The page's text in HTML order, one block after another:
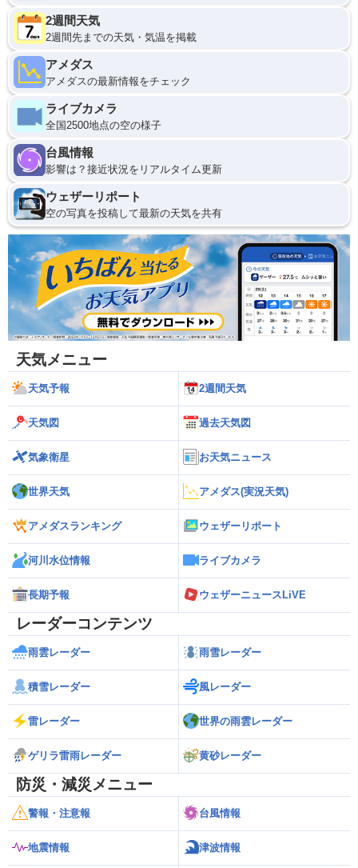
2週間天気
2週間先までの天気・気温を掲載
アメダス
アメダスの最新情報をチェック
ライブカメラ
全国2500地点の空の様子
台風情報
影響は？接近状況をリアルタイム更新
ウェザーリポート
空の写真を投稿して最新の天気を共有
天気メニュー
天気予報 2週間天気
天気図 過去天気図
気象衛星 お天気ニュース
世界天気 アメダス(実況天気)
アメダスランキング ウェザーリポート
河川水位情報 ライブカメラ
長期予報 ウェザーニュースLiVE
レーダーコンテンツ
雨雲レーダー 雨雪レーダー
積雪レーダー 風レーダー
雷レーダー 世界の雨雲レーダー
ゲリラ雷雨レーダー 黄砂レーダー
防災・減災メニュー
警報・注意報 台風情報
地震情報 津波情報